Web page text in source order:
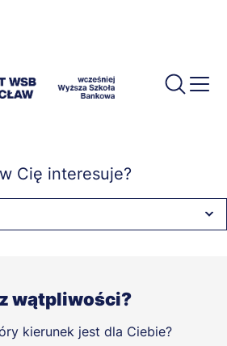
Cię interesuje?
wątpliwości?
kierunek jest dla Ciebie?